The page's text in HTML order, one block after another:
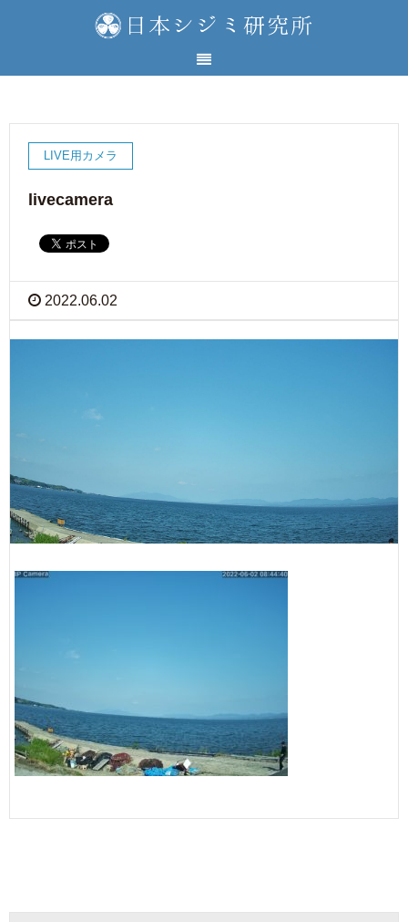
LIVE用カメラ
livecamera
2022.06.02